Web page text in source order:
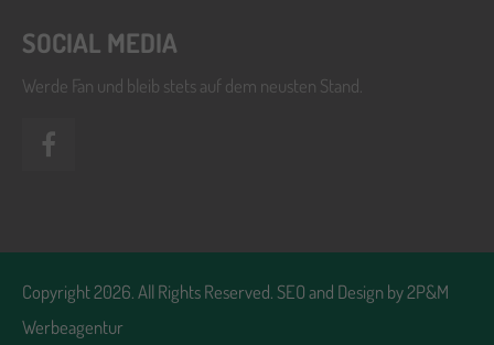
SOCIAL MEDIA
Werde Fan und bleib stets auf dem neusten Stand.
Copyright 2026. All Rights Reserved. SEO and Design by2P&M
Werbeagentur